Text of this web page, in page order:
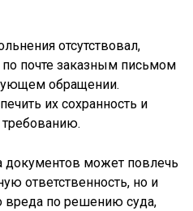
отсутствовал,
почте заказным письмом
обращении.
их сохранность и
документов может повлечь
ответственность, но и
вреда по решению суда,